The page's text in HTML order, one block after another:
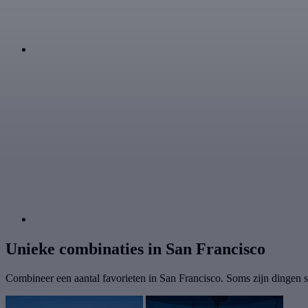
Unieke combinaties in San Francisco
Combineer een aantal favorieten in San Francisco. Soms zijn dingen